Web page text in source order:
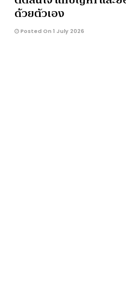
ด้วยตัวเอง
Posted On 1 July 2026